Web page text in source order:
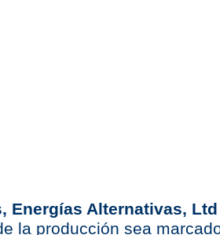
Energías Alternativas, Ltd
la producción sea